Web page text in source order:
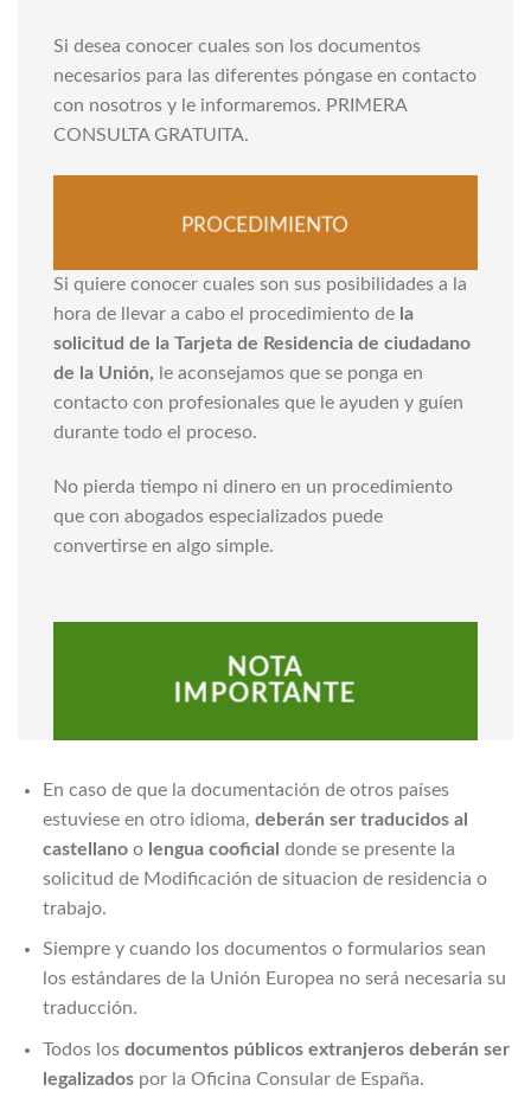
Si desea conocer cuales son los documentos
necesarios para las diferentes póngase en contacto
con nosotros y le informaremos. PRIMERA
CONSULTA GRATUITA.
PROCEDIMIENTO
Si quiere conocer cuales son sus posibilidades a la
hora de llevar a cabo el procedimiento de la
solicitud de la Tarjeta de Residencia de ciudadano
de la Unión, le aconsejamos que se ponga en
contacto con profesionales que le ayuden y guíen
durante todo el proceso.
No pierda tiempo ni dinero en un procedimiento
que con abogados especializados puede
convertirse en algo simple.
NOTA
IMPORTANTE
En caso de que la documentación de otros países
estuviese en otro idioma, deberán ser traducidos al
castellanoo lengua cooficial donde se presente la
solicitud de Modificación de situacion de residencia o
trabajo.
Siempre y cuando los documentos o formularios sean
los estándares de la Unión Europea no será necesaria su
traducción.
Todos los documentos públicos extranjeros deberán ser
legalizadospor la Oficina Consular de España.